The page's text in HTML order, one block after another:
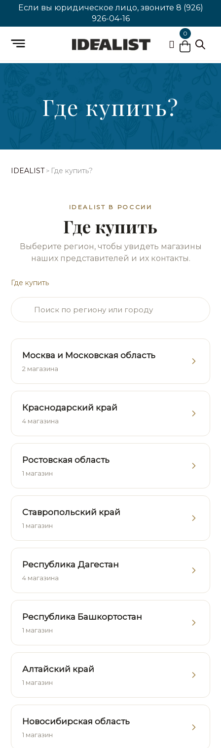
Если вы юридическое лицо, звоните 8 (926)
926-04-16
0
Где купить?
IDEALIST> Где купить?
IDEALIST В РОССИИ
Где купить
Выберите регион, чтобы увидеть магазины
наших представителей и их контакты.
Где купить
Москва и Московская область
2 магазина
Краснодарский край
4 магазина
Ростовская область
1 магазин
Ставропольский край
1 магазин
Республика Дагестан
4 магазина
Республика Башкортостан
1 магазин
Алтайский край
1 магазин
Новосибирская область
1 магазин